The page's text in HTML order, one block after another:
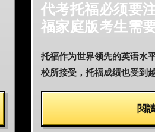
代考托福必须要
福家庭版考生需
托福作为世界领先的英语水
校所接受，托福成绩也受到
閱